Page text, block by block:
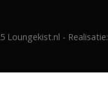
Loungekist.nl - Realisatie: